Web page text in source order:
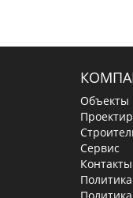
Объекты
Сервис
Контакты